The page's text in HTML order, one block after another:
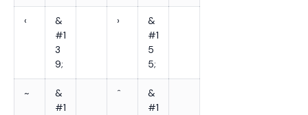
‹
&
#1
3
9;
›
&
#1
5
5;
~
&
#1
ˆ
&
#1